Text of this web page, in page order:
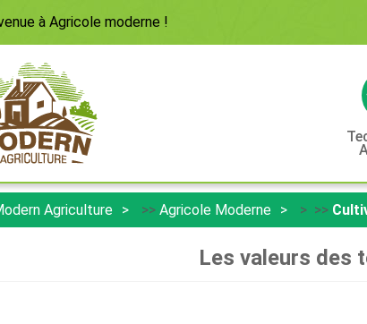
à Agricole moderne !
Agriculture >> Agricole Moderne > >>
Les valeurs des